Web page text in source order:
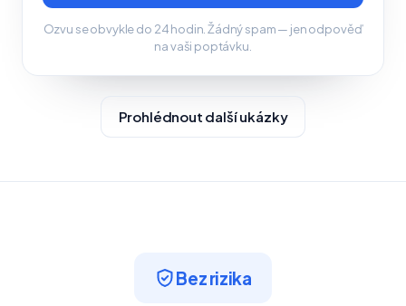
Ozvu se obvykle do 24 hodin. Žádný spam — jen odpověď
na vaši poptávku.
Prohlédnout další ukázky
Bez rizika